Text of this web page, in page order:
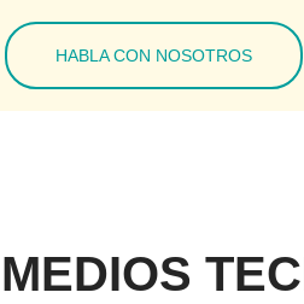
HABLA CON NOSOTROS
MEDIOS